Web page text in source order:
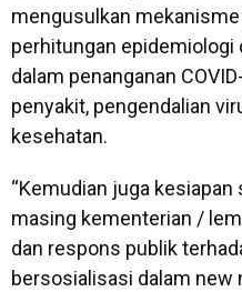
mengusulkan
perhitungan epidemiologi
dalam penanganan
penyakit, pengendalian
kesehatan.
“Kemudian juga
masing kementerian /
dan respons publik
bersosialisasi dalam new